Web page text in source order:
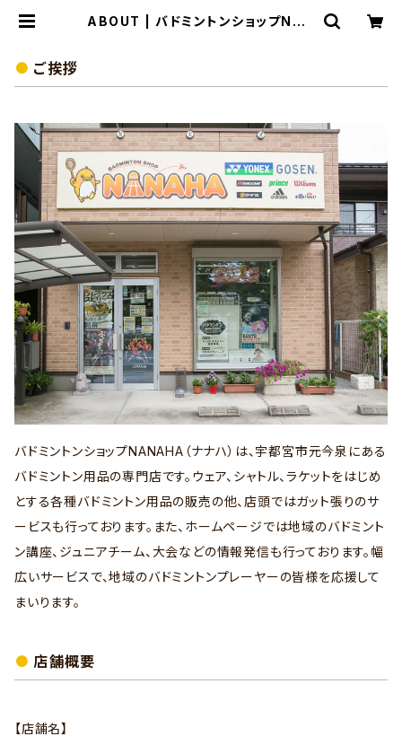
ABOUT | バドミントンショップNAN
ご挨拶
バドミントンショップNANAHA（ナナハ）は、宇都宮市元今泉にある
バドミントン用品の専門店です。ウェア、シャトル、ラケットをはじめ
とする各種バドミントン用品の販売の他、店頭ではガット張りのサ
ービスも行っております。また、ホームページでは地域のバドミント
ン講座、ジュニアチーム、大会などの情報発信も行っております。幅
広いサービスで、地域のバドミントンプレーヤーの皆様を応援して
まいります。
店舗概要
【店舗名】